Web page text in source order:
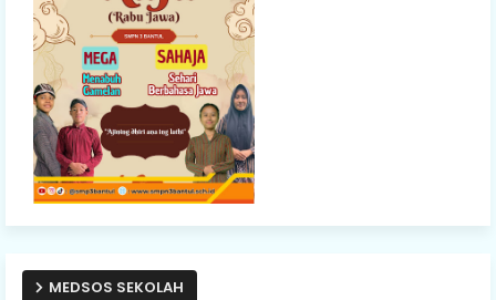
MEDSOS SEKOLAH